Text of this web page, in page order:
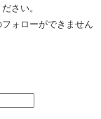
さい。
ォローができません